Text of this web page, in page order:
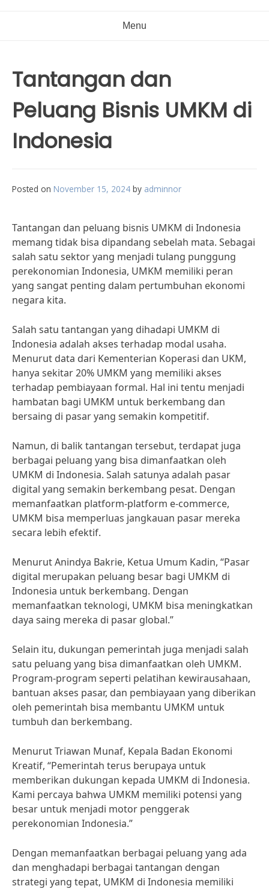
Menu
Tantangan dan
Peluang Bisnis UMKM di
Indonesia
Posted on November 15, 2024 by adminnor
Tantangan dan peluang bisnis UMKM di Indonesia
memang tidak bisa dipandang sebelah mata. Sebagai
salah satu sektor yang menjadi tulang punggung
perekonomian Indonesia, UMKM memiliki peran
yang sangat penting dalam pertumbuhan ekonomi
negara kita.
Salah satu tantangan yang dihadapi UMKM di
Indonesia adalah akses terhadap modal usaha.
Menurut data dari Kementerian Koperasi dan UKM,
hanya sekitar 20% UMKM yang memiliki akses
terhadap pembiayaan formal. Hal ini tentu menjadi
hambatan bagi UMKM untuk berkembang dan
bersaing di pasar yang semakin kompetitif.
Namun, di balik tantangan tersebut, terdapat juga
berbagai peluang yang bisa dimanfaatkan oleh
UMKM di Indonesia. Salah satunya adalah pasar
digital yang semakin berkembang pesat. Dengan
memanfaatkan platform-platform e-commerce,
UMKM bisa memperluas jangkauan pasar mereka
secara lebih efektif.
Menurut Anindya Bakrie, Ketua Umum Kadin, “Pasar
digital merupakan peluang besar bagi UMKM di
Indonesia untuk berkembang. Dengan
memanfaatkan teknologi, UMKM bisa meningkatkan
daya saing mereka di pasar global.”
Selain itu, dukungan pemerintah juga menjadi salah
satu peluang yang bisa dimanfaatkan oleh UMKM.
Program-program seperti pelatihan kewirausahaan,
bantuan akses pasar, dan pembiayaan yang diberikan
oleh pemerintah bisa membantu UMKM untuk
tumbuh dan berkembang.
Menurut Triawan Munaf, Kepala Badan Ekonomi
Kreatif, “Pemerintah terus berupaya untuk
memberikan dukungan kepada UMKM di Indonesia.
Kami percaya bahwa UMKM memiliki potensi yang
besar untuk menjadi motor penggerak
perekonomian Indonesia.”
Dengan memanfaatkan berbagai peluang yang ada
dan menghadapi berbagai tantangan dengan
strategi yang tepat, UMKM di Indonesia memiliki